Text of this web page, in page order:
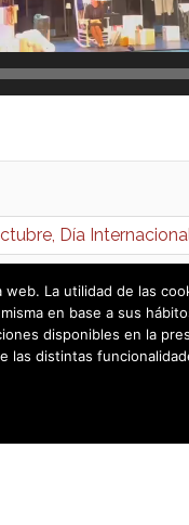
Día
La utilidad de las
en base a sus
disponibles en la
las distintas